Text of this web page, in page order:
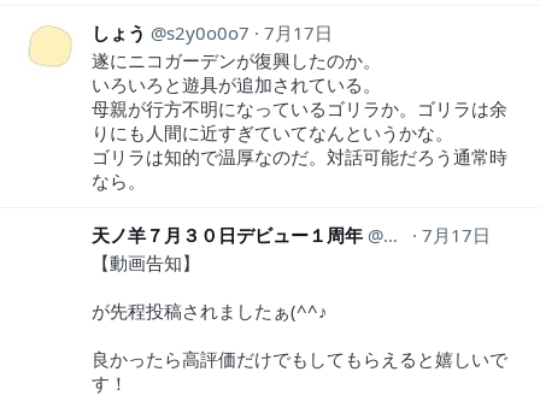
しょう s2y0o0o7
7月17日
遂にニコガーデンが復興したのか。
いろいろと遊具が追加されている。
母親が行方不明になっているゴリラか。ゴリラは余
りにも人間に近すぎていてなんというかな。
ゴリラは知的で温厚なのだ。対話可能だろう通常時
なら。
天ノ羊７月３０日デビュー１周年 Amano_0416
7月17日
【動画告知】
が先程投稿されましたぁ(^^♪
良かったら高評価だけでもしてもらえると嬉しいで
す！